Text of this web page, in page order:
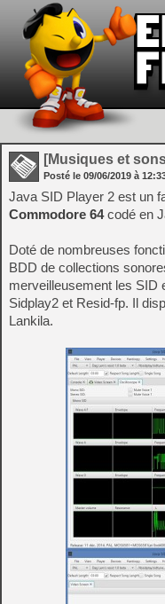
[Musiques et
Posté le 09/06/2019 à
Java SID Player 2 est un
Commodore 64codé en
Doté de nombreuses
BDD de collections
merveilleusement les SID
Sidplay2 et Resid-fp. Il
Lankila.